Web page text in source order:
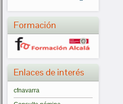
Formación
Enlaces de interés
cfnavarra